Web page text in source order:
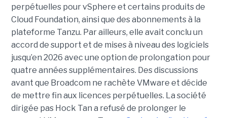
perpétuelles pour vSphere et certains produits de
Cloud Foundation, ainsi que des abonnements à la
plateforme Tanzu. Par ailleurs, elle avait conclu un
accord de support et de mises à niveau des logiciels
jusqu’en 2026 avec une option de prolongation pour
quatre années supplémentaires. Des discussions
avant que Broadcom ne rachète VMware et décide
de mettre fin aux licences perpétuelles. La société
dirigée pas Hock Tan a refusé de prolonger le